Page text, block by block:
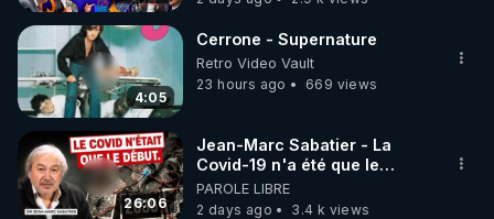
4:05
Cerrone - Supernature
Retro Video Vault
23 hours ago
669 views
26:06
Jean-Marc Sabatier - La
Covid-19 n'a été que le
début - L'ARNm & l'ARNm-aa
jusqu où auront-t-il ?
PAROLE LIBRE
2 days ago
3.4 k views